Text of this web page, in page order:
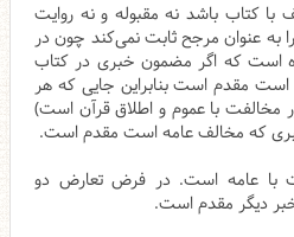
کتاب باشد نه مقبوله و نه روایت
به عنوان مرجح ثابت نمی‌کند چون در
است که اگر مضمون خبری در کتاب
است مقدم است بنابراین جایی که هر
مخالفت با عموم و اطلاق قرآن است)
که مخالف عامه است مقدم است.
با عامه است. در فرض تعارض دو
دیگر مقدم است.